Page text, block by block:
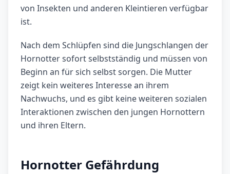
von Insekten und anderen Kleintieren verfügbar
ist.
Nach dem Schlüpfen sind die Jungschlangen der
Hornotter sofort selbstständig und müssen von
Beginn an für sich selbst sorgen. Die Mutter
zeigt kein weiteres Interesse an ihrem
Nachwuchs, und es gibt keine weiteren sozialen
Interaktionen zwischen den jungen Hornottern
und ihren Eltern.
Hornotter Gefährdung